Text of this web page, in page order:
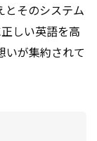
とそのシステム
しい英語を高
いが集約されて